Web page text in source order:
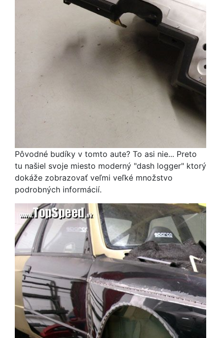
Pôvodné budíky v tomto aute? To asi nie... Preto
tu našiel svoje miesto moderný "dash logger" ktorý
dokáže zobrazovať veľmi veľké množstvo
podrobných informácií.